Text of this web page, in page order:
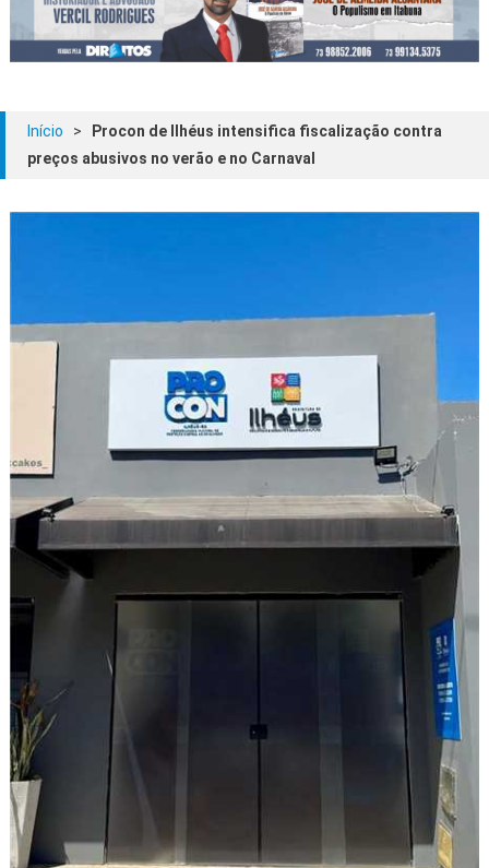
Início >
Procon de Ilhéus intensifica fiscalização contra
preços abusivos no verão e no Carnaval